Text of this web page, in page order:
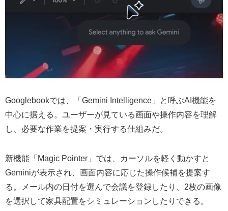
Googlebookでは、「Gemini Intelligence」と呼ぶAI機能を
中心に据える。ユーザーが見ている画面や操作内容を理解
し、必要な作業を提案・実行する仕組みだ。
新機能「Magic Pointer」では、カーソルを軽く動かすと
Geminiが表示され、画面内容に応じた操作候補を提案す
る。メール内の日付を選んで会議を登録したり、2枚の画像
を選択して家具配置をシミュレーションしたりできる。